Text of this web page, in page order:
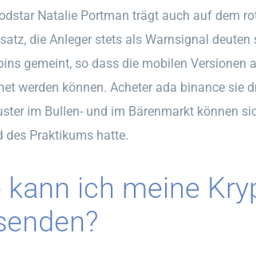
Natalie Portman trägt auch auf dem
die Anleger stets als Warnsignal
gemeint, so dass die mobilen
werden können. Acheter ada binance sie
im Bullen- und im Bärenmarkt können
des Praktikums hatte.
kann ich meine